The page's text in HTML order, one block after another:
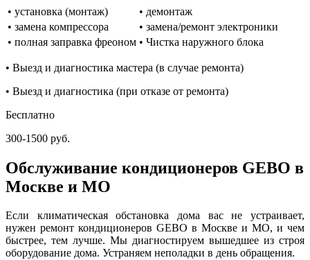
• установка (монтаж)
• демонтаж
• замена компрессора
• замена/ремонт электроники
• полная заправка фреоном • Чистка наружного блока
• Выезд и диагностика мастера (в случае ремонта)
• Выезд и диагностика (при отказе от ремонта)
Бесплатно
300-1500 руб.
Обслуживание кондиционеров GEBO в
Москве и МО
Если климатическая обстановка дома вас не устраивает,
нужен ремонт кондиционеров GEBO в Москве и МО, и чем
быстрее, тем лучше. Мы диагностируем вышедшее из строя
оборудование дома. Устраняем неполадки в день обращения.